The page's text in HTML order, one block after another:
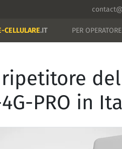
CELLULARE.IT PER OPERATORE
del
4G-PRO in